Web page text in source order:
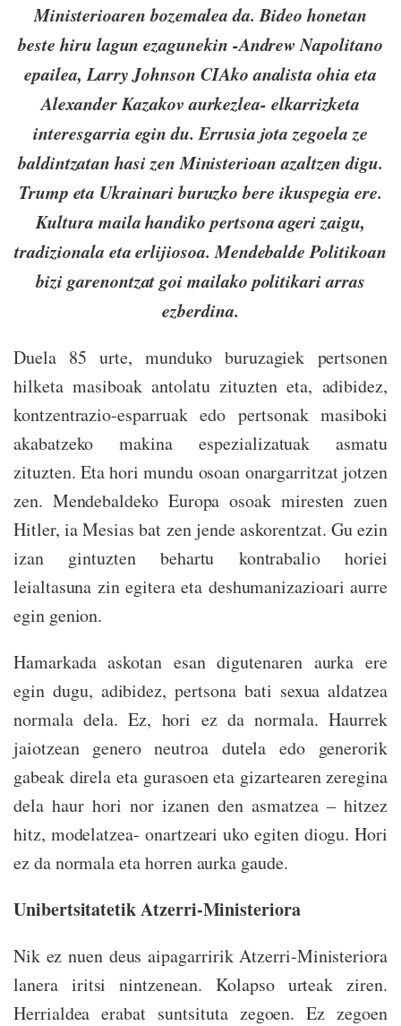
Ministerioaren bozemalea da. Bideo honetan
beste hiru lagun ezagunekin -Andrew Napolitano
epailea, Larry Johnson CIAko analista ohia eta
Alexander Kazakov aurkezlea- elkarrizketa
interesgarria egin du. Errusia jota zegoela ze
baldintzatan hasi zen Ministerioan azaltzen digu.
Trump eta Ukrainari buruzko bere ikuspegia ere.
Kultura maila handiko pertsona ageri zaigu,
tradizionala eta erlijiosoa. Mendebalde Politikoan
bizi garenontzat goi mailako politikari arras
ezberdina.
Duela 85 urte, munduko buruzagiek pertsonen
hilketa masiboak antolatu zituzten eta, adibidez,
kontzentrazio-esparruak edo pertsonak masiboki
akabatzeko makina espezializatuak asmatu
zituzten. Eta hori mundu osoan onargarritzat jotzen
zen. Mendebaldeko Europa osoak miresten zuen
Hitler, ia Mesias bat zen jende askorentzat. Gu ezin
izan gintuzten behartu kontrabalio horiei
leialtasuna zin egitera eta deshumanizazioari aurre
egin genion.
Hamarkada askotan esan digutenaren aurka ere
egin dugu, adibidez, pertsona bati sexua aldatzea
normala dela. Ez, hori ez da normala. Haurrek
jaiotzean genero neutroa dutela edo generorik
gabeak direla eta gurasoen eta gizartearen zeregina
dela haur hori nor izanen den asmatzea – hitzez
hitz, modelatzea- onartzeari uko egiten diogu. Hori
ez da normala eta horren aurka gaude.
Unibertsitatetik Atzerri-Ministeriora
Nik ez nuen deus aipagarririk Atzerri-Ministeriora
lanera iritsi nintzenean. Kolapso urteak ziren.
Herrialdea erabat suntsituta zegoen. Ez zegoen